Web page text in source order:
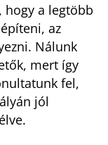
hogy a legtöbb
az
Nálunk
mert így
fel,
jól